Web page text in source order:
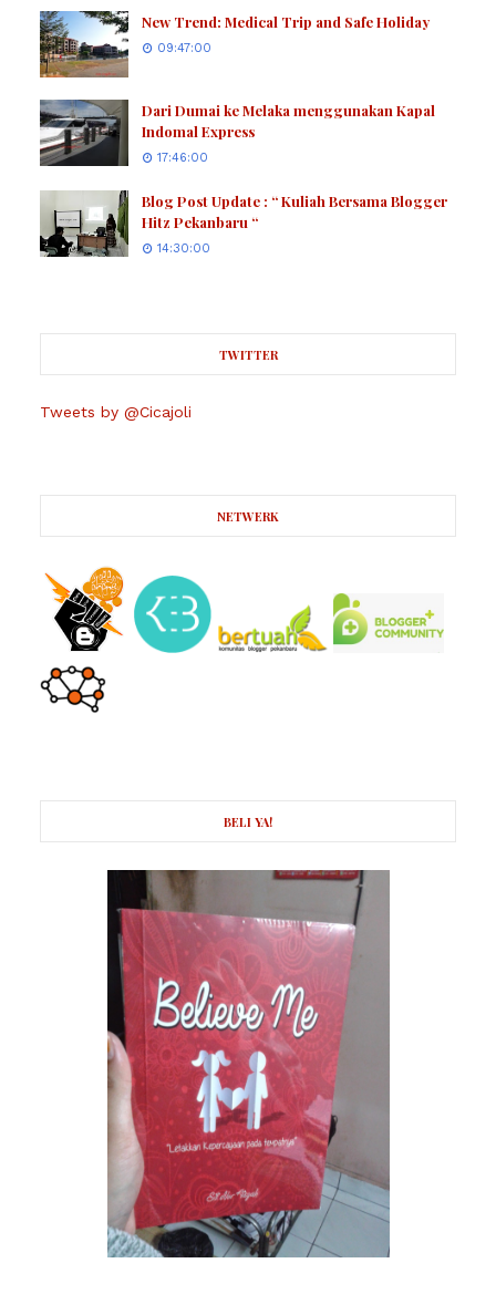
New Trend: Medical Trip and Safe Holiday
09:47:00
Dari Dumai ke Melaka menggunakan Kapal
Indomal Express
17:46:00
Blog Post Update : “ Kuliah Bersama Blogger
Hitz Pekanbaru “
14:30:00
TWITTER
Tweets by @Cicajoli
NETWERK
BELI YA!